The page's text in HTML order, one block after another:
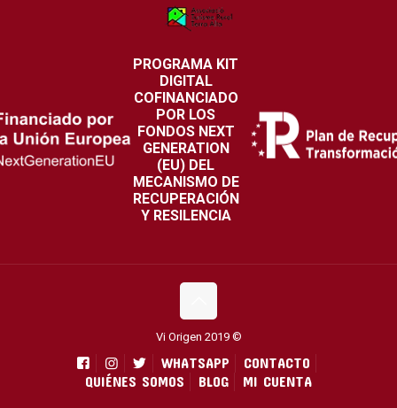
PROGRAMA KIT
DIGITAL
COFINANCIADO
POR LOS
FONDOS NEXT
GENERATION
(EU) DEL
MECANISMO DE
RECUPERACIÓN
Y RESILENCIA
Vi Origen 2019 ©
WHATSAPP
CONTACTO
QUIÉNES SOMOS
BLOG MI CUENTA